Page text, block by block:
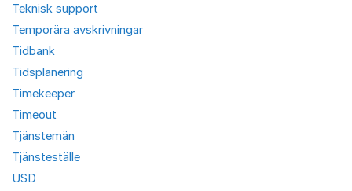
Teknisk support
Temporära avskrivningar
Tidbank
Tidsplanering
Timekeeper
Timeout
Tjänstemän
Tjänsteställe
USD